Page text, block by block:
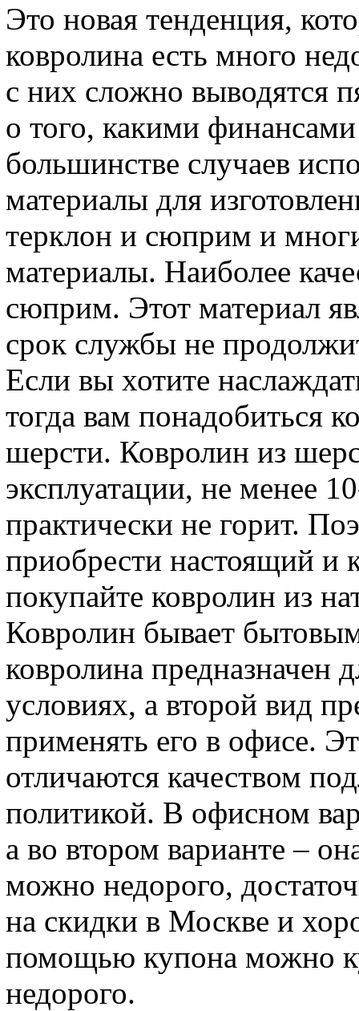
Это новая тенденция,
ковролина есть много
с них сложно выводятся
о того, какими
большинстве случаев
материалы для
терклон и сюприм и
материалы. Наиболее
сюприм. Этот материал
срок службы не
Если вы хотите
тогда вам понадобиться
шерсти. Ковролин из
эксплуатации, не менее
практически не горит.
приобрести настоящий и
покупайте ковролин из
Ковролин бывает
ковролина предназначен
условиях, а второй вид
применять его в офисе.
отличаются качеством
политикой. В офисном
а во втором варианте –
можно недорого,
на скидки в Москве и
помощью купона можно
недорого.